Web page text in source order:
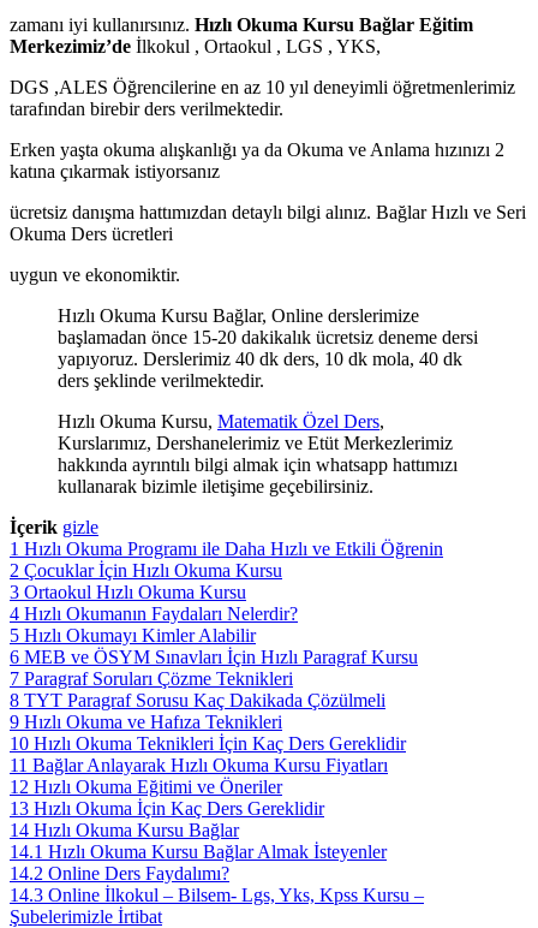
zamanı iyi kullanırsınız. Hızlı Okuma Kursu Bağlar Eğitim
Merkezimiz’de İlkokul , Ortaokul , LGS , YKS,
DGS ,ALES Öğrencilerine en az 10 yıl deneyimli öğretmenlerimiz
tarafından birebir ders verilmektedir.
Erken yaşta okuma alışkanlığı ya da Okuma ve Anlama hızınızı 2
katına çıkarmak istiyorsanız
ücretsiz danışma hattımızdan detaylı bilgi alınız. Bağlar Hızlı ve Seri
Okuma Ders ücretleri
uygun ve ekonomiktir.
Hızlı Okuma Kursu Bağlar, Online derslerimize
başlamadan önce 15-20 dakikalık ücretsiz deneme dersi
yapıyoruz. Derslerimiz 40 dk ders, 10 dk mola, 40 dk
ders şeklinde verilmektedir.
Hızlı Okuma Kursu, Matematik Özel Ders,
Kurslarımız, Dershanelerimiz ve Etüt Merkezlerimiz
hakkında ayrıntılı bilgi almak için whatsapp hattımızı
kullanarak bizimle iletişime geçebilirsiniz.
İçerik gizle
1 Hızlı Okuma Programı ile Daha Hızlı ve Etkili Öğrenin
2 Çocuklar İçin Hızlı Okuma Kursu
3 Ortaokul Hızlı Okuma Kursu
4 Hızlı Okumanın Faydaları Nelerdir?
5 Hızlı Okumayı Kimler Alabilir
6 MEB ve ÖSYM Sınavları İçin Hızlı Paragraf Kursu
7 Paragraf Soruları Çözme Teknikleri
8 TYT Paragraf Sorusu Kaç Dakikada Çözülmeli
9 Hızlı Okuma ve Hafıza Teknikleri
10 Hızlı Okuma Teknikleri İçin Kaç Ders Gereklidir
11 Bağlar Anlayarak Hızlı Okuma Kursu Fiyatları
12 Hızlı Okuma Eğitimi ve Öneriler
13 Hızlı Okuma İçin Kaç Ders Gereklidir
14 Hızlı Okuma Kursu Bağlar
14.1 Hızlı Okuma Kursu Bağlar Almak İsteyenler
14.2 Online Ders Faydalımı?
14.3 Online İlkokul – Bilsem- Lgs, Yks, Kpss Kursu –
Şubelerimizle İrtibat